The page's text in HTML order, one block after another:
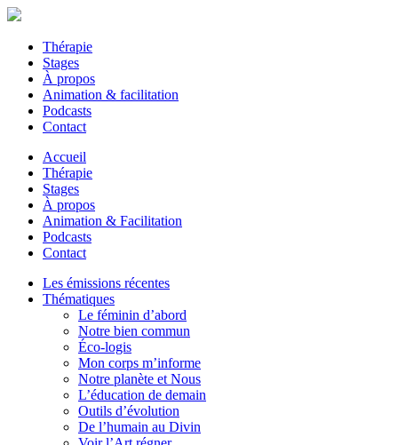
Thérapie
Stages
À propos
Animation & facilitation
Podcasts
Contact
Accueil
Thérapie
Stages
À propos
Animation & Facilitation
Podcasts
Contact
Les émissions récentes
Thématiques
Le féminin d’abord
Notre bien commun
Éco-logis
Mon corps m’informe
Notre planète et Nous
L’éducation de demain
Outils d’évolution
De l’humain au Divin